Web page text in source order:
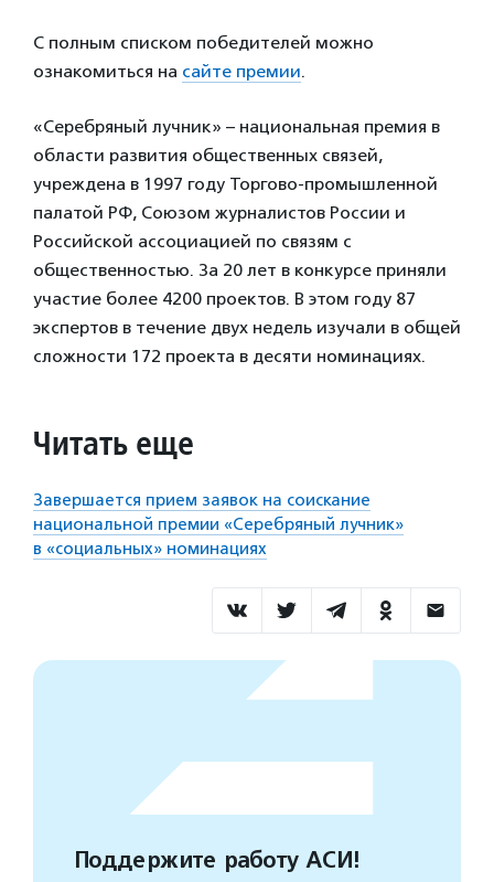
С полным списком победителей можно
ознакомиться на сайте премии.
«Серебряный лучник» – национальная премия в
области развития общественных связей,
учреждена в 1997 году Торгово-промышленной
палатой РФ, Союзом журналистов России и
Российской ассоциацией по связям с
общественностью. За 20 лет в конкурсе приняли
участие более 4200 проектов. В этом году 87
экспертов в течение двух недель изучали в общей
сложности 172 проекта в десяти номинациях.
Читать еще
Завершается прием заявок на соискание
национальной премии «Серебряный лучник»
в «социальных» номинациях
Поддержите работу АСИ!